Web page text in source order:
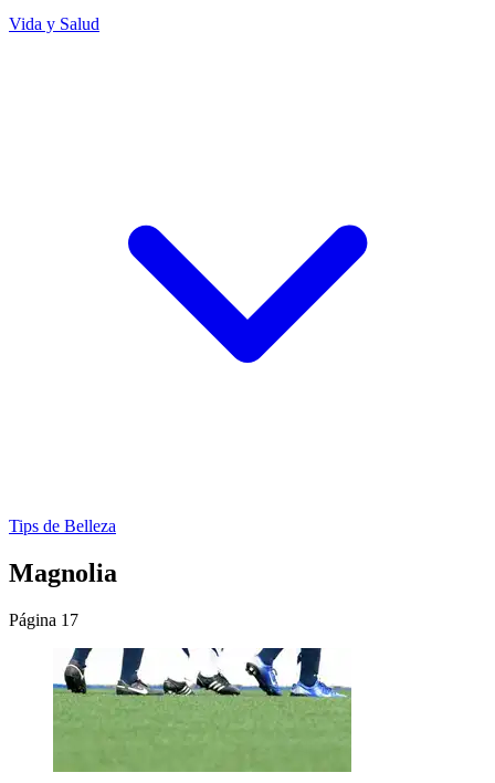
Vida y Salud
Tips de Belleza
Magnolia
Página 17